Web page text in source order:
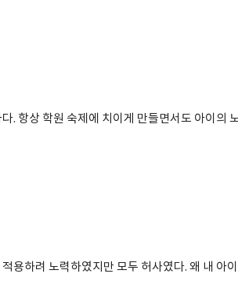
. 항상 학원 숙제에 치이게 만들면서도 아이의
용하려 노력하였지만 모두 허사였다. 왜 내 아